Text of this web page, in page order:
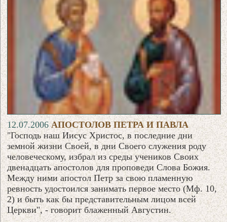
12.07.2006АПОСТОЛОВ ПЕТРА И ПАВЛА
"Господь наш Иисус Христос, в последние дни
земной жизни Своей, в дни Своего служения роду
человеческому, избрал из среды учеников Своих
двенадцать апостолов для проповеди Слова Божия.
Между ними апостол Петр за свою пламенную
ревность удостоился занимать первое место (Мф. 10,
2) и быть как бы представительным лицом всей
Церкви", - говорит блаженный Августин.